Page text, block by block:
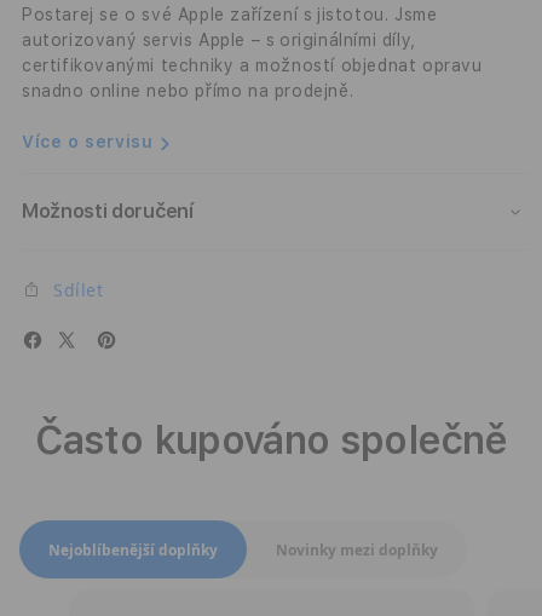
-
modro-
šedý
Postarej se o své Apple zařízení s jistotou. Jsme
autorizovaný servis Apple – s originálními díly,
certifikovanými techniky a možností objednat opravu
snadno online nebo přímo na prodejně.
Více o servisu
Možnosti doručení
Sdílet
Často kupováno společně
Přepnout zobrazení produktů
Nejoblíbenější doplňky Novinky mezi doplňky